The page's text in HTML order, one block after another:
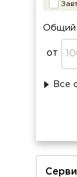
Общий
от
Все